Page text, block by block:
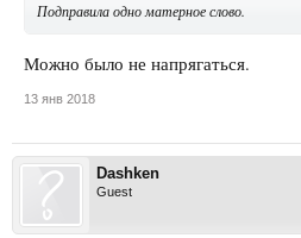
Подправила одно матерное слово.
Можно было не напрягаться.
13 янв 2018
Dashken
Guest